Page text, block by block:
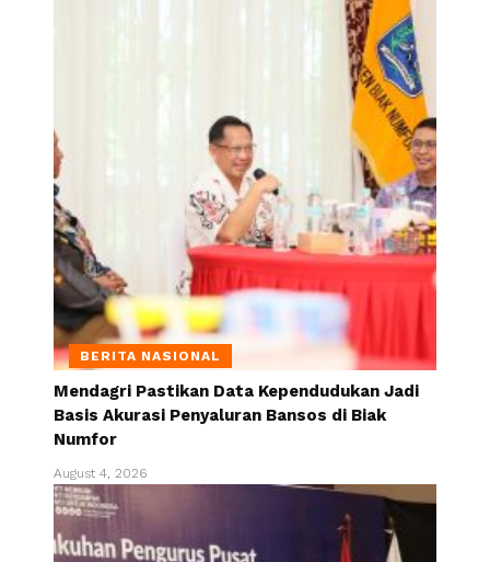
BERITA NASIONAL
Mendagri Pastikan Data Kependudukan Jadi
Basis Akurasi Penyaluran Bansos di Biak
Numfor
August 4, 2026